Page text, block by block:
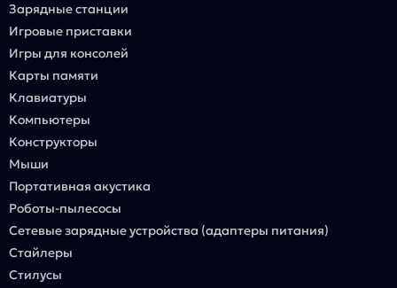
Зарядные станции
Игровые приставки
Игры для консолей
Карты памяти
Клавиатуры
Компьютеры
Конструкторы
Мыши
Портативная акустика
Роботы-пылесосы
Сетевые зарядные устройства (адаптеры питания)
Стайлеры
Стилусы